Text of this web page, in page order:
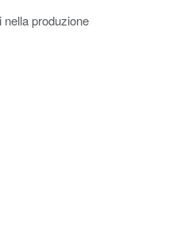
nella produzione